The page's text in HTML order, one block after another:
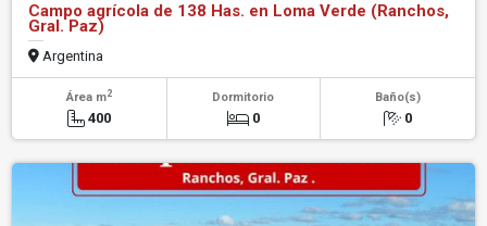
Campo agrícola de 138 Has. en Loma Verde (Ranchos,
Gral. Paz)
Argentina
Área m2
400
Dormitorio
0
Baño(s)
0